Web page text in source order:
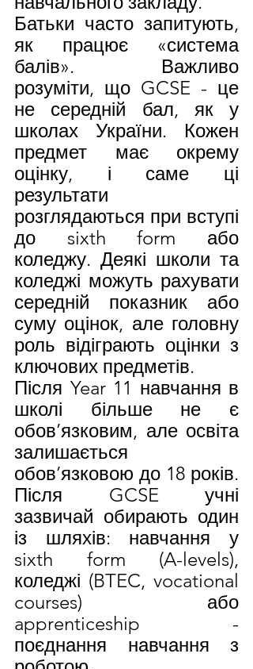
Батьки часто запитують,
як працює «система
балів». Важливо
розуміти, що GCSE - це
не середній бал, як у
школах України. Кожен
предмет має окрему
оцінку, і саме ці
результати
розглядаються при вступі
до sixth form або
коледжу. Деякі школи та
коледжі можуть рахувати
середній показник або
суму оцінок, але головну
роль відіграють оцінки з
ключових предметів.
Після Year 11 навчання в
школі більше не є
обов’язковим, але освіта
залишається
обов’язковою до 18 років.
Після GCSE учні
зазвичай обирають один
із шляхів: навчання у
sixth form (A-levels),
коледжі (BTEC, vocational
courses) або
apprenticeship -
поєднання навчання з